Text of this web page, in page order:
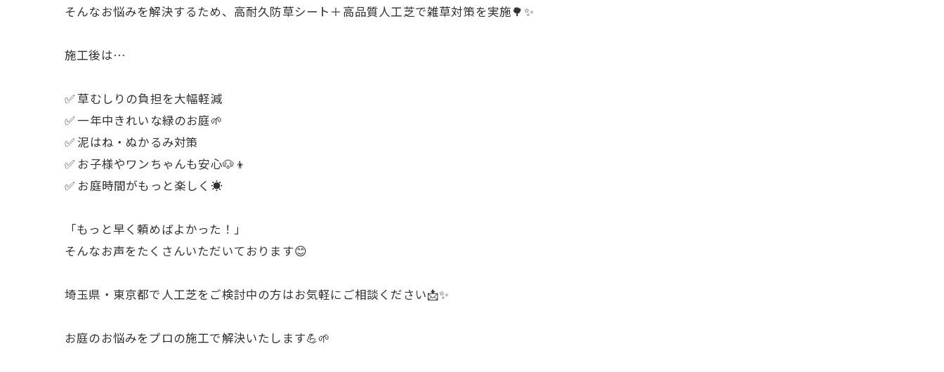
そんなお悩みを解決するため、高耐久防草シート＋高品質人工芝で雑草対策を実施🌳✨
施工後は…
✅ 草むしりの負担を大幅軽減
✅ 一年中きれいな緑のお庭🌱
✅ 泥はね・ぬかるみ対策
✅ お子様やワンちゃんも安心🐶👦
✅ お庭時間がもっと楽しく☀️
「もっと早く頼めばよかった！」
そんなお声をたくさんいただいております😊
埼玉県・東京都で人工芝をご検討中の方はお気軽にご相談ください📩✨
お庭のお悩みをプロの施工で解決いたします💪🌱